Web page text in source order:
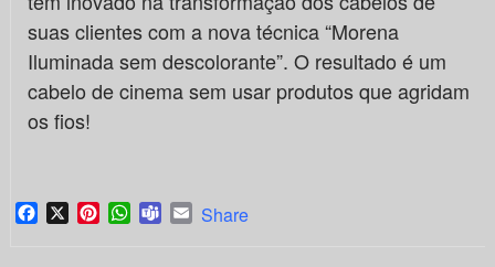
suas clientes com a nova técnica “Morena
Iluminada sem descolorante”. O resultado é um
cabelo de cinema sem usar produtos que agridam
os fios!
Facebook
X PinterestWhatsApp
TeamsEmail
Share